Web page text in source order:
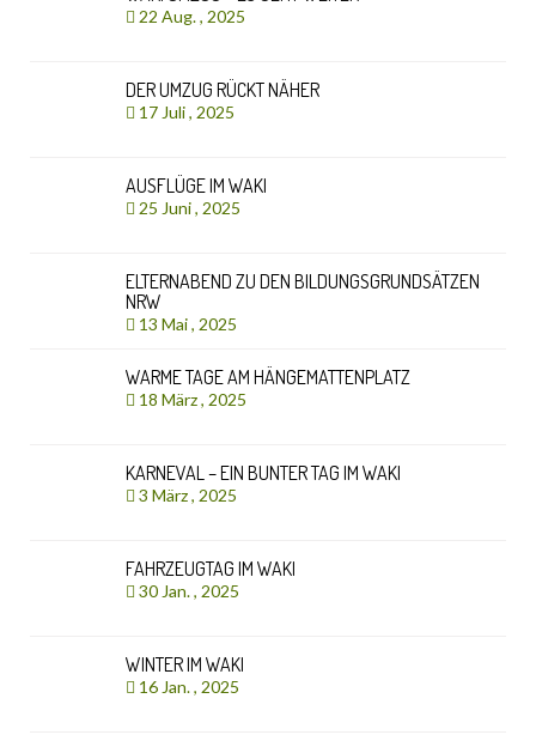
22 Aug. , 2025
DER UMZUG RÜCKT NÄHER
17 Juli , 2025
AUSFLÜGE IM WAKI
25 Juni , 2025
ELTERNABEND ZU DEN BILDUNGSGRUNDSÄTZEN
NRW
13 Mai , 2025
WARME TAGE AM HÄNGEMATTENPLATZ
18 März , 2025
KARNEVAL – EIN BUNTER TAG IM WAKI
3 März , 2025
FAHRZEUGTAG IM WAKI
30 Jan. , 2025
WINTER IM WAKI
16 Jan. , 2025